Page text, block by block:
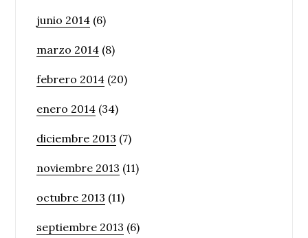
junio 2014 (6)
marzo 2014 (8)
febrero 2014 (20)
enero 2014 (34)
diciembre 2013 (7)
noviembre 2013 (11)
octubre 2013 (11)
septiembre 2013 (6)